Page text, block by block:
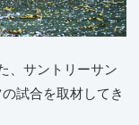
、サントリーサン
試合を取材してき